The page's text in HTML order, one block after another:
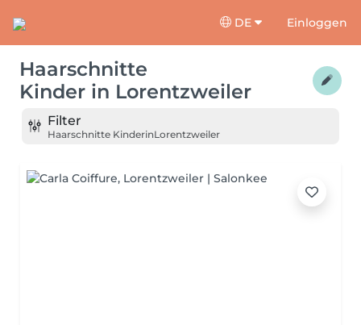
DE Einloggen
Haarschnitte
Kinder in Lorentzweiler
Filter
Haarschnitte KinderinLorentzweiler